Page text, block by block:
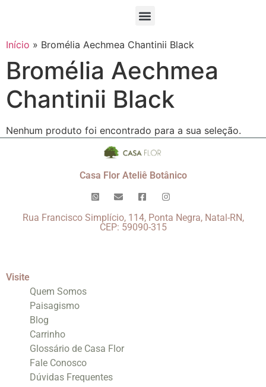
Início » Bromélia Aechmea Chantinii Black
Bromélia Aechmea
Chantinii Black
Nenhum produto foi encontrado para a sua seleção.
Casa Flor Ateliê Botânico
Rua Francisco Simplício, 114, Ponta Negra, Natal-RN,
CEP: 59090-315
Visite
Quem Somos
Paisagismo
Blog
Carrinho
Glossário de Casa Flor
Fale Conosco
Dúvidas Frequentes